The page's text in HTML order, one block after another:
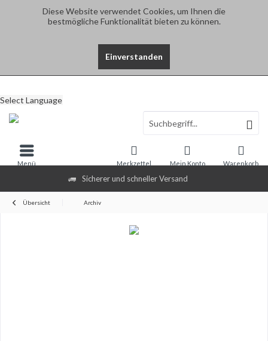
Diese Website verwendet Cookies, um Ihnen die
bestmögliche Funktionalität bieten zu können.
Einverstanden
Sicherer und schneller Versand
Select Language
Warenkorb
Merkzettel Mein Konto
Menü
Übersicht Archiv